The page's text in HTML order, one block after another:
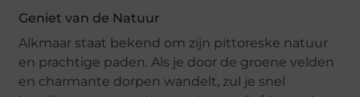
Geniet van de Natuur
Alkmaar staat bekend om zijn pittoreske natuur
en prachtige paden. Als je door de groene velden
en charmante dorpen wandelt, zul je snel